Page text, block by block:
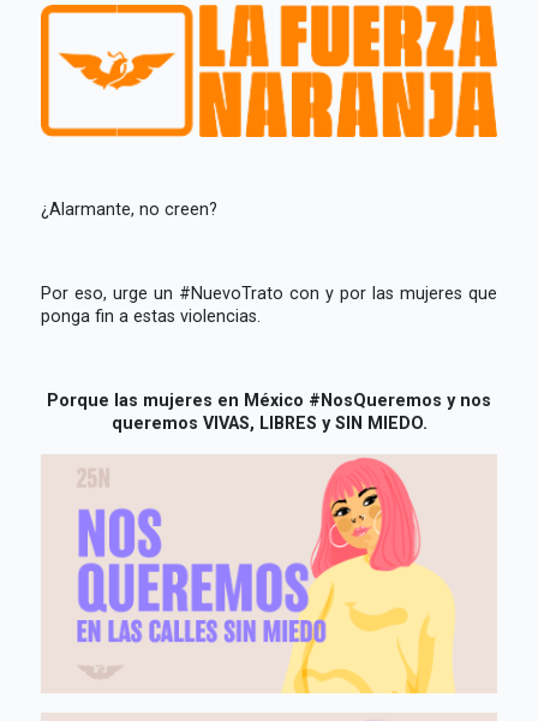
¿Alarmante, no creen?
Por eso, urge un #NuevoTrato con y por las mujeres que
ponga fin a estas violencias.
Porque las mujeres en México #NosQueremos y nos
queremos VIVAS, LIBRES y SIN MIEDO.